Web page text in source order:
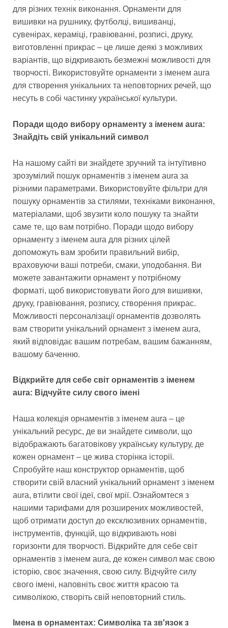
для різних технік виконання. Орнаменти для
вишивки на рушнику, футболці, вишиванці,
сувенірах, кераміці, гравіюванні, розписі, друку,
виготовленні прикрас – це лише деякі з можливих
варіантів, що відкривають безмежні можливості для
творчості. Використовуйте орнаменти з іменем aura
для створення унікальних та неповторних речей, що
несуть в собі частинку української культури.
Поради щодо вибору орнаменту з іменем aura:
Знайдіть свій унікальний символ
На нашому сайті ви знайдете зручний та інтуїтивно
зрозумілий пошук орнаментів з іменем aura за
різними параметрами. Використовуйте фільтри для
пошуку орнаментів за стилями, техніками виконання,
матеріалами, щоб звузити коло пошуку та знайти
саме те, що вам потрібно. Поради щодо вибору
орнаменту з іменем aura для різних цілей
допоможуть вам зробити правильний вибір,
враховуючи ваші потреби, смаки, уподобання. Ви
можете завантажити орнамент у потрібному
форматі, щоб використовувати його для вишивки,
друку, гравіювання, розпису, створення прикрас.
Можливості персоналізації орнаментів дозволять
вам створити унікальний орнамент з іменем aura,
який відповідає вашим потребам, вашим бажанням,
вашому баченню.
Відкрийте для себе світ орнаментів з іменем
aura: Відчуйте силу свого імені
Наша колекція орнаментів з іменем aura – це
унікальний ресурс, де ви знайдете символи, що
відображають багатовікову українську культуру, де
кожен орнамент – це жива сторінка історії.
Спробуйте наш конструктор орнаментів, щоб
створити свій власний унікальний орнамент з іменем
aura, втілити свої ідеї, свої мрії. Ознайомтеся з
нашими тарифами для розширених можливостей,
щоб отримати доступ до ексклюзивних орнаментів,
інструментів, функцій, що відкривають нові
горизонти для творчості. Відкрийте для себе світ
орнаментів з іменем aura, де кожен символ має свою
історію, своє значення, свою силу. Відчуйте силу
свого імені, наповніть своє життя красою та
символікою, створіть свій неповторний стиль.
Імена в орнаментах: Символіка та зв'язок з